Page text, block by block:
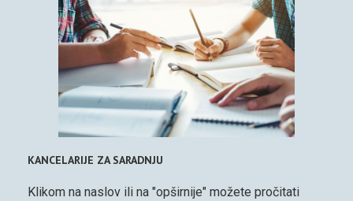
KANCELARIJE ZA SARADNJU
Klikom na naslov ili na "opširnije" možete pročitati